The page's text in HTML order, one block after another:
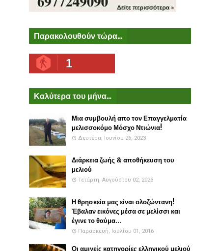
Παρακολουθούν τώρα...
1
Καλύτερα του μήνα...
Μια συμβουλή απο τον Επαγγελματία
μελισσοκόμο Μόσχο Ντιώνια!
Δευτέρα, Ιουνίου 26, 2023
Διάρκεια ζωής & αποθήκευση του
μελιού
Τετάρτη, Αυγούστου 02, 2023
Η θρησκεία μας είναι ολοζώντανη!
Έβαλαν εικόνες μέσα σε μελίσσι και
έγινε το θαύμα...
Παρασκευή, Ιουλίου 01, 2016
Οι αμιγείς κατηγορίες ελληνικού μελιού